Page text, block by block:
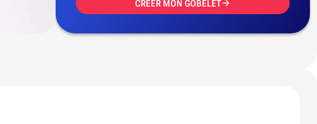
CRÉER MON GOBELET